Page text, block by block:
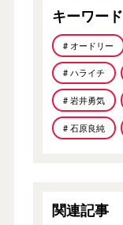
キーワード
# オードリー
# ハライチ
# 岩井勇気
# 石原良純
関連記事